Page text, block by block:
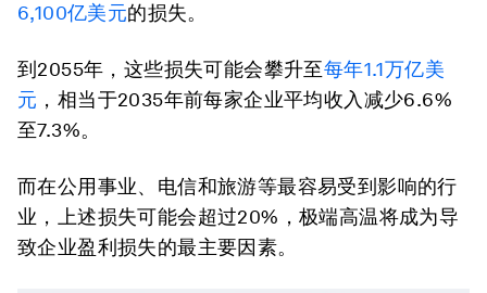
6,100亿美元的损失。
到2055年，这些损失可能会攀升至每年1.1万亿美
元 ，相当于2035年前每家企业平均收入减少6.6%
至7.3%。
而在公用事业、电信和旅游等最容易受到影响的行
业，上述损失可能会超过20%，极端高温将成为导
致企业盈利损失的最主要因素。